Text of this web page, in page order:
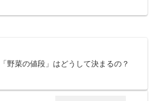
「野菜の値段」はどうして決まるの？